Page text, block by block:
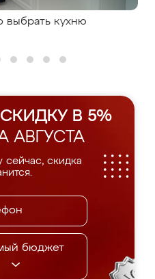
выбрать кухню
В 5%
АВГУСТА
сейчас, скидка
бюджет